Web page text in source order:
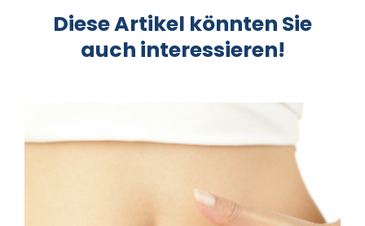
Diese Artikel könnten Sie
auch interessieren!